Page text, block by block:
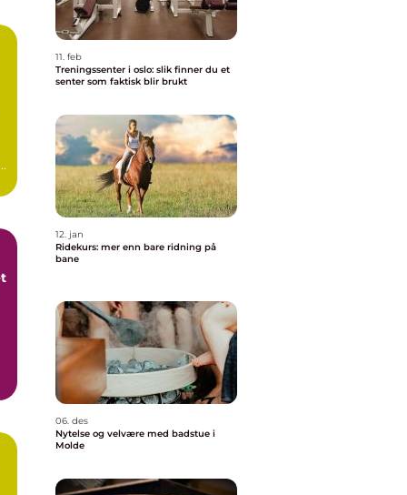
11. feb
Treningssenter i oslo: slik finner du et
senter som faktisk blir brukt
12. jan
Ridekurs: mer enn bare ridning på
bane
06. des
Nytelse og velvære med badstue i
Molde